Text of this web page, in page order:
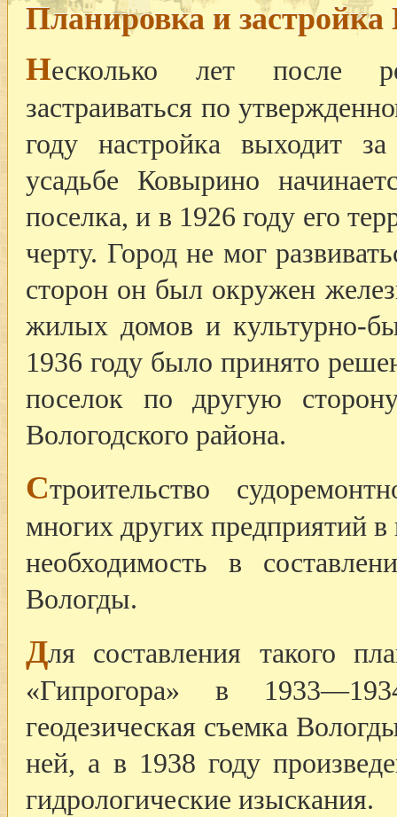
Планировка и застройка
Несколько лет после
застраиваться по
году настройка выходит
усадьбе Ковырино
поселка, и в 1926 году его
черту. Город не мог
сторон он был окружен
жилых домов и культурно-
1936 году было принято
поселок по другую
Вологодского района.
Строительство
многих других предприятий
необходимость в
Вологды.
Для составления такого
«Гипрогора» в
геодезическая съемка
ней, а в 1938 году
гидрологические изыскания.